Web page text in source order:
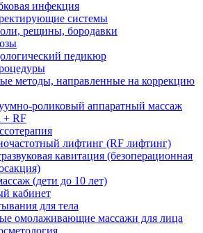
инфекция
системы
рещины, бородавки
педикюр
методы, направленные на коррекцию
роликовый аппаратный массаж
+ RF
лифтинг (RF лифтинг)
кавитация (безоперационная
(дети до 10 лет)
кабинет
для тела
омолаживающие массажи для лица